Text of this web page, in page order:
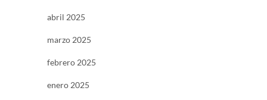
abril 2025
marzo 2025
febrero 2025
enero 2025